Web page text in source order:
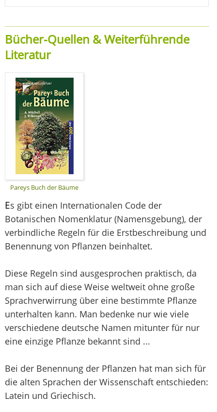
Bücher-Quellen & Weiterführende
Literatur
Pareys Buch der Bäume
Es gibt einen Internationalen Code der
Botanischen Nomenklatur (Namensgebung), der
verbindliche Regeln für die Erstbeschreibung und
Benennung von Pflanzen beinhaltet.
Diese Regeln sind ausgesprochen praktisch, da
man sich auf diese Weise weltweit ohne große
Sprachverwirrung über eine bestimmte Pflanze
unterhalten kann. Man bedenke nur wie viele
verschiedene deutsche Namen mitunter für nur
eine einzige Pflanze bekannt sind ...
Bei der Benennung der Pflanzen hat man sich für
die alten Sprachen der Wissenschaft entschieden:
Latein und Griechisch.